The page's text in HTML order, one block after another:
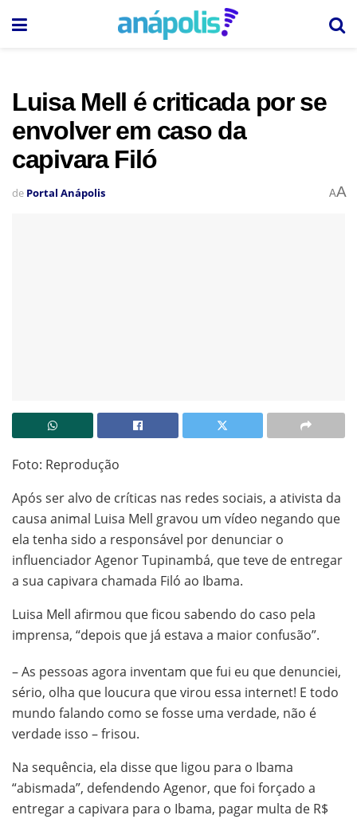
Luisa Mell é criticada por se
envolver em caso da
capivara Filó
de Portal Anápolis AA
Foto: Reprodução
Após ser alvo de críticas nas redes sociais, a ativista da
causa animal Luisa Mell gravou um vídeo negando que
ela tenha sido a responsável por denunciar o
influenciador Agenor Tupinambá, que teve de entregar
a sua capivara chamada Filó ao Ibama.
Luisa Mell afirmou que ficou sabendo do caso pela
imprensa, “depois que já estava a maior confusão”.
– As pessoas agora inventam que fui eu que denunciei,
sério, olha que loucura que virou essa internet! E todo
mundo falando como se fosse uma verdade, não é
verdade isso – frisou.
Na sequência, ela disse que ligou para o Ibama
“abismada”, defendendo Agenor, que foi forçado a
entregar a capivara para o Ibama, pagar multa de R$